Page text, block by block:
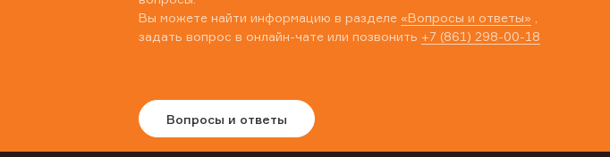
Вы можете найти информацию в разделе «Вопросы и ответы»
задать вопрос в онлайн-чате или позвонить +7 (861) 298-00-18
Вопросы и ответы